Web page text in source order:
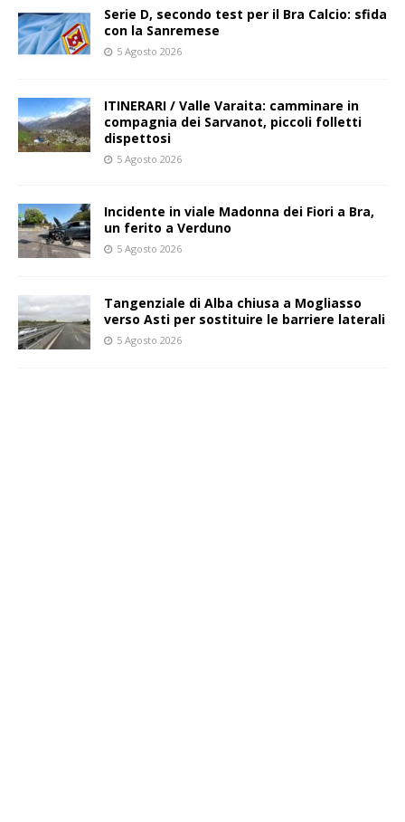
Serie D, secondo test per il Bra Calcio: sfida
con la Sanremese
5 Agosto 2026
ITINERARI / Valle Varaita: camminare in
compagnia dei Sarvanot, piccoli folletti
dispettosi
5 Agosto 2026
Incidente in viale Madonna dei Fiori a Bra,
un ferito a Verduno
5 Agosto 2026
Tangenziale di Alba chiusa a Mogliasso
verso Asti per sostituire le barriere laterali
5 Agosto 2026